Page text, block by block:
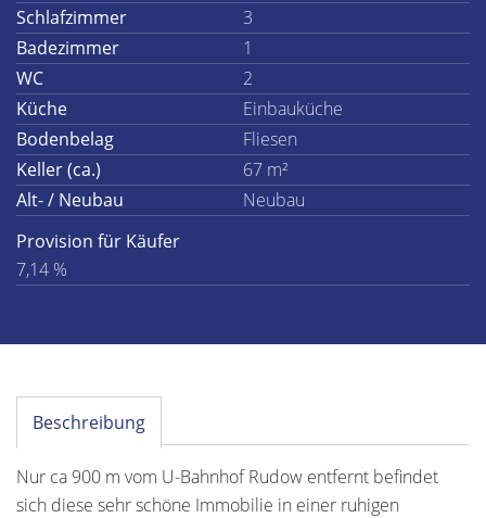
Schlafzimmer
3
Badezimmer
1
WC
2
Küche
Einbauküche
Bodenbelag
Fliesen
Keller (ca.)
67 m²
Alt- / Neubau
Neubau
Provision für Käufer
7,14 %
Beschreibung
Nur ca 900 m vom U-Bahnhof Rudow entfernt befindet
sich diese sehr schöne Immobilie in einer ruhigen